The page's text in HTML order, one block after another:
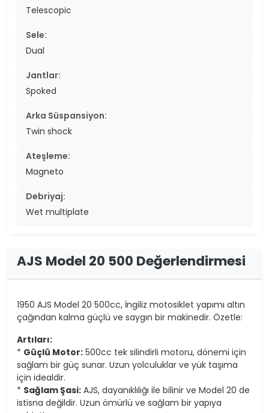
Telescopic
Sele:
Dual
Jantlar:
Spoked
Arka Süspansiyon:
Twin shock
Ateşleme:
Magneto
Debriyaj:
Wet multiplate
AJS Model 20 500 Değerlendirmesi
1950 AJS Model 20 500cc, İngiliz motosiklet yapımı altın
çağından kalma güçlü ve saygın bir makinedir. Özetle:
Artıları:
* Güçlü Motor: 500cc tek silindirli motoru, dönemi için
sağlam bir güç sunar. Uzun yolculuklar ve yük taşıma
için idealdir.
* Sağlam Şasi: AJS, dayanıklılığı ile bilinir ve Model 20 de
istisna değildir. Uzun ömürlü ve sağlam bir yapıya